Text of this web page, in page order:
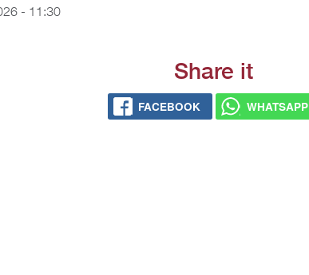
- 11:30
Share it
FACEBOOK WHATSAPP